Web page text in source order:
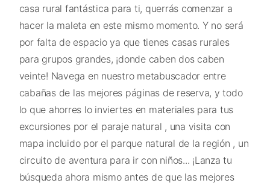
casa rural fantástica para ti, querrás comenzar a
hacer la maleta en este mismo momento. Y no será
por falta de espacio ya que tienes casas rurales
para grupos grandes, ¡donde caben dos caben
veinte! Navega en nuestro metabuscador entre
cabañas de las mejores páginas de reserva, y todo
lo que ahorres lo inviertes en materiales para tus
excursiones por el paraje natural , una visita con
mapa incluido por el parque natural de la región , un
circuito de aventura para ir con niños... ¡Lanza tu
búsqueda ahora mismo antes de que las mejores